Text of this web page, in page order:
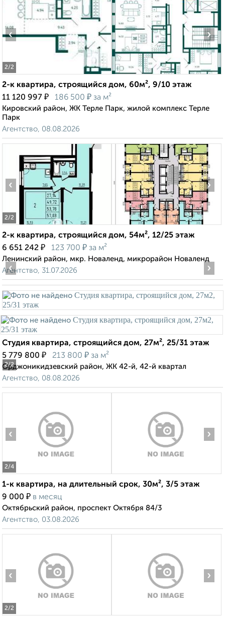
2/2
‹ ›
2-к квартира, строящийся дом, 60м², 9/10 этаж
11 120 997 ₽ 186 500 ₽ за м²
Кировский район, ЖК Терле Парк, жилой комплекс Терле
Парк
Агентство, 08.08.2026
2/2
‹ ›
2-к квартира, строящийся дом, 54м², 12/25 этаж
6 651 242 ₽ 123 700 ₽ за м²
Ленинский район, мкр. Новаленд, микрорайон Новаленд
Агентство, 31.07.2026
2/2
‹ ›
Студия квартира, строящийся дом, 27м², 25/31 этаж
5 779 800 ₽ 213 800 ₽ за м²
Орджоникидзевский район, ЖК 42-й, 42-й квартал
Агентство, 08.08.2026
2/4
‹ ›
1-к квартира, на длительный срок, 30м², 3/5 этаж
9 000 ₽ в месяц
Октябрьский район, проспект Октября 84/3
Агентство, 03.08.2026
2/2
‹ ›